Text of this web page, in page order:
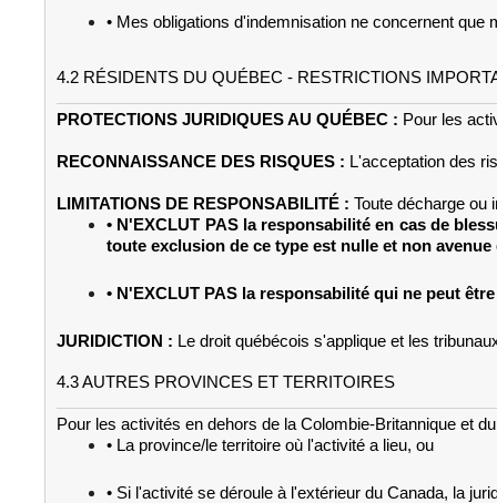
• Mes obligations d'indemnisation ne concernent
4.2 RÉSIDENTS DU QUÉBEC - RESTRICTIONS
PROTECTIONS JURIDIQUES AU QUÉBEC : Pour les
RECONNAISSANCE DES RISQUES : L'acceptation des
LIMITATIONS DE RESPONSABILITÉ : Toute décharge ou
• N'EXCLUT PAS la responsabilité en cas de
toute exclusion de ce type est nulle et non
• N'EXCLUT PAS la responsabilité qui ne peut
JURIDICTION : Le droit québécois s'applique et les
4.3 AUTRES PROVINCES ET TERRITOIRES
Pour les activités en dehors de la Colombie-Britannique et
• La province/le territoire où l'activité a lieu, ou
• Si l'activité se déroule à l'extérieur du Canada, la